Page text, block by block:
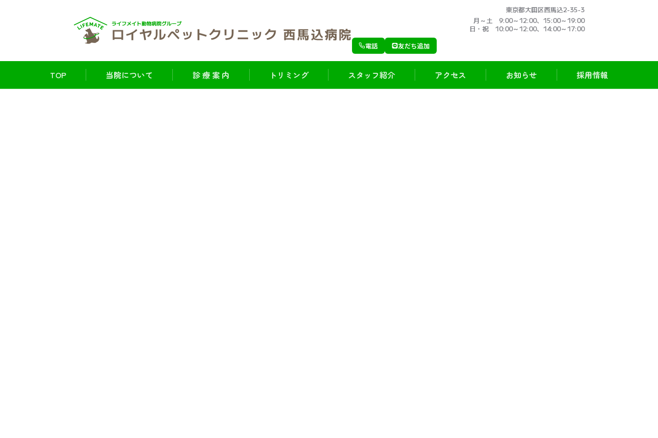
東京都大田区西馬込2-35-3
月～土 9:00～12:00、15:00～19:00
日・祝 10:00～12:00、14:00～17:00
電話
友だち追加
TOP 当院について 診 療 案 内 トリミング スタッフ紹介 アクセス お知らせ 採用情報